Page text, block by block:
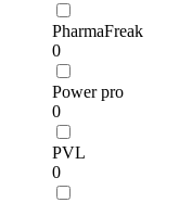
PharmaFreak
0
Power pro
0
PVL
0